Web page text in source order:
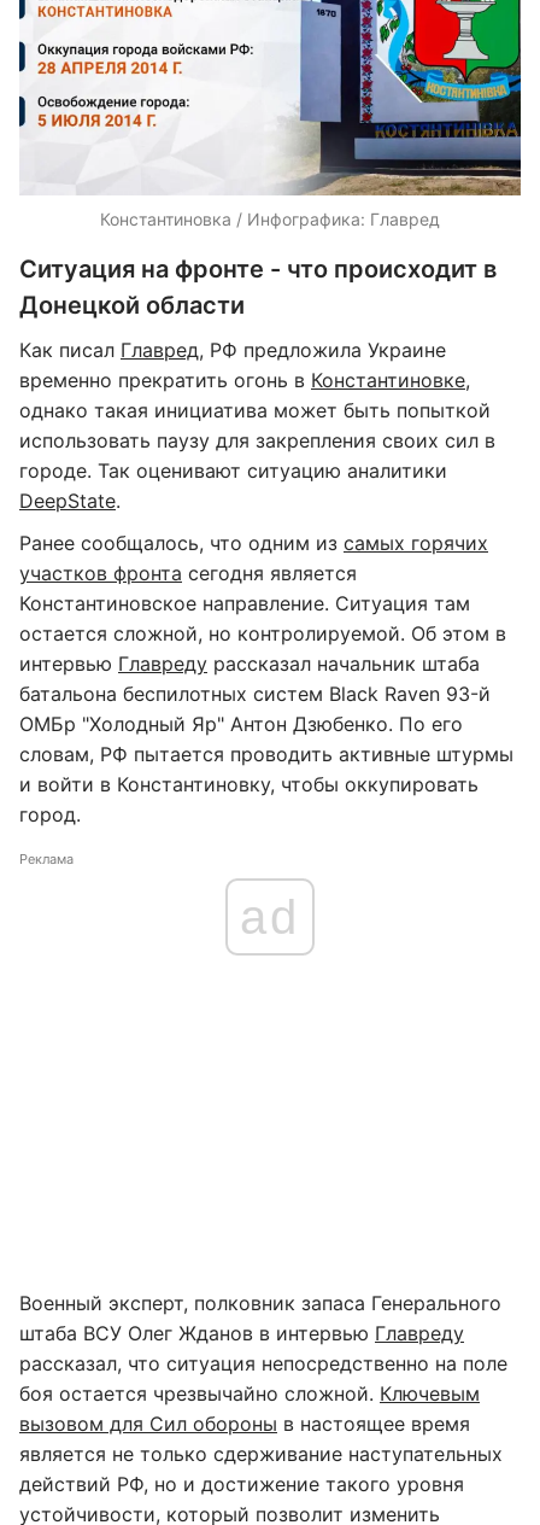
Константиновка / Инфографика: Главред
Ситуация на фронте - что происходит в
Донецкой области
Как писал Главред, РФ предложила Украине
временно прекратить огонь в Константиновке,
однако такая инициатива может быть попыткой
использовать паузу для закрепления своих сил в
городе. Так оценивают ситуацию аналитики
DeepState.
Ранее сообщалось, что одним из самых горячих
участков фронта сегодня является
Константиновское направление. Ситуация там
остается сложной, но контролируемой. Об этом в
интервью Главреду рассказал начальник штаба
батальона беспилотных систем Black Raven 93-й
ОМБр "Холодный Яр" Антон Дзюбенко. По его
словам, РФ пытается проводить активные штурмы
и войти в Константиновку, чтобы оккупировать
город.
Реклама
ad
Военный эксперт, полковник запаса Генерального
штаба ВСУ Олег Жданов в интервью Главреду
рассказал, что ситуация непосредственно на поле
боя остается чрезвычайно сложной. Ключевым
вызовом для Сил обороны в настоящее время
является не только сдерживание наступательных
действий РФ, но и достижение такого уровня
устойчивости, который позволит изменить